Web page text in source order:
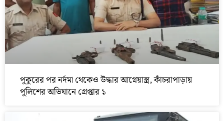
পুকুরের পর নর্দমা থেকেও উদ্ধার আগ্নেয়াস্ত্র, কাঁচরাপাড়ায়
পুলিশের অভিযানে গ্রেপ্তার ১